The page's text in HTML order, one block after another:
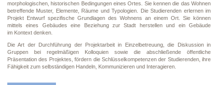
morphologischen, historischen Bedingungen eines Ortes. Sie kennen die das Wohnen
betreffende Muster, Elemente, Räume und Typologien. Die Studierenden erlernen im
Projekt Entwurf spezifische Grundlagen des Wohnens an einem Ort. Sie können
mittels eines Gebäudes eine Beziehung zur Stadt herstellen und ein Gebäude
im Kontext denken.
Die Art der Durchführung der Projektarbeit in Einzelbetreuung, die Diskussion in
Gruppen bei regelmäßigen Kolloquien sowie die abschließende öffentliche
Präsentation des Projektes, fördern die Schlüsselkompetenzen der Studierenden, ihre
Fähigkeit zum selbständigen Handeln, Kommunizieren und Interagieren.